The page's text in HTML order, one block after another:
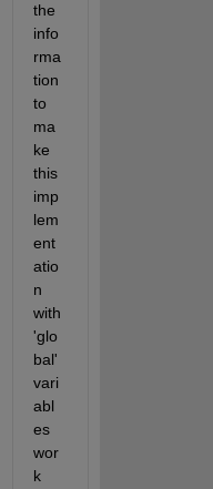
the
info
rma
tion
to
ma
ke
this
imp
lem
ent
atio
n
with
'glo
bal'
vari
abl
es
wor
k